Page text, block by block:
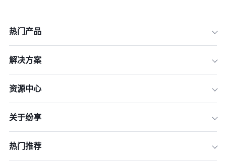
热门产品
解决方案
资源中心
关于纷享
热门推荐